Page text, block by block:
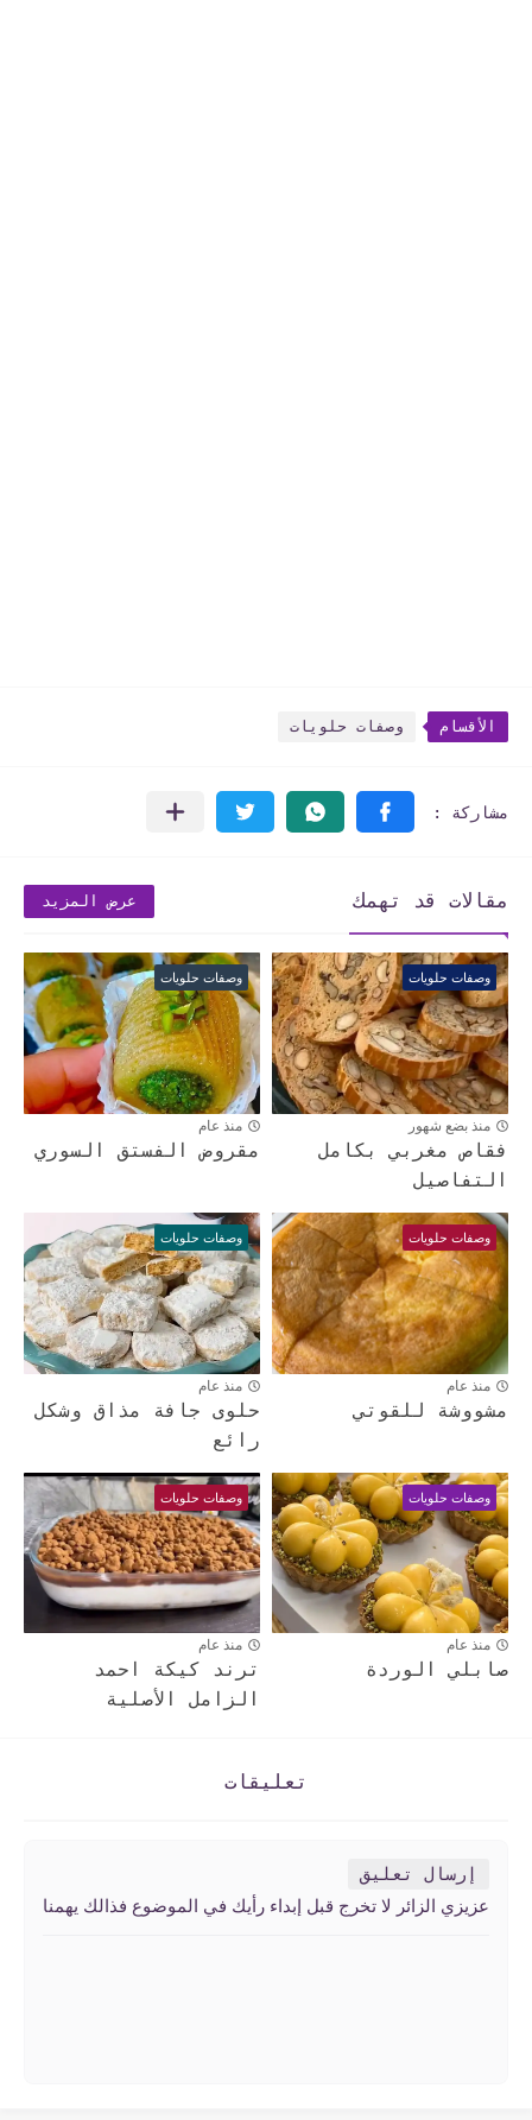
الأقسام وصفات حلويات
مقالات قد تهمك عرض المزيد
وصفات حلويات
منذ بضع شهور
فقاص مغربي بكامل
التفاصيل
وصفات حلويات
منذ عام
مقروض الفستق السوري
وصفات حلويات
منذ عام
مشووشة للقوتي
وصفات حلويات
منذ عام
حلوى جافة مذاق وشكل
رائع
وصفات حلويات
منذ عام
صابلي الوردة
وصفات حلويات
منذ عام
ترند كيكة احمد
الزامل الأصلية
تعليقات
إرسال تعليق
عزيزي الزائر لا تخرج قبل إبداء رأيك في الموضوع فذالك يهمنا